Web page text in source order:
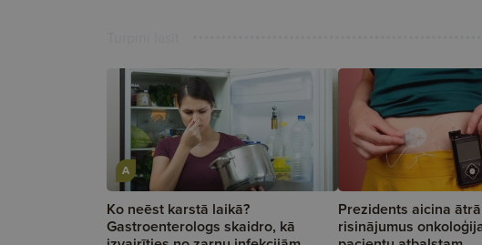
A
Ko neēst karstā laikā?
Gastroenterologs skaidro, kā
Prezidents aicina
risinājumus